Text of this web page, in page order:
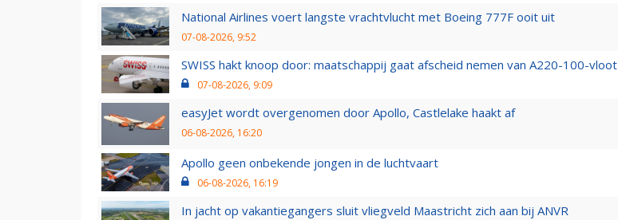
National Airlines voert langste vrachtvlucht met Boeing 777F ooit uit
07-08-2026, 9:52
SWISS hakt knoop door: maatschappij gaat afscheid nemen van A220-100-vloot
07-08-2026, 9:09
easyJet wordt overgenomen door Apollo, Castlelake haakt af
06-08-2026, 16:20
Apollo geen onbekende jongen in de luchtvaart
06-08-2026, 16:19
In jacht op vakantiegangers sluit vliegveld Maastricht zich aan bij ANVR